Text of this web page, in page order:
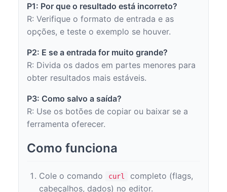
P1: Por que o resultado está incorreto?
R: Verifique o formato de entrada e as
opções, e teste o exemplo se houver.
P2: E se a entrada for muito grande?
R: Divida os dados em partes menores para
obter resultados mais estáveis.
P3: Como salvo a saída?
R: Use os botões de copiar ou baixar se a
ferramenta oferecer.
Como funciona
Cole o comando curl
completo (flags,
cabeçalhos, dados) no editor.